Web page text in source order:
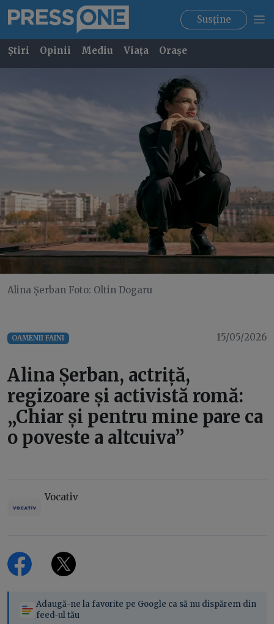
Susține
Știri Opinii Mediu Viața Orașe
Alina Șerban Foto: Oltin Dogaru
OAMENII FAINI 15/05/2026
Alina Șerban, actriță,
regizoare și activistă romă:
„Chiar și pentru mine pare ca
o poveste a altcuiva”
Vocativ
Adaugă-ne la favorite pe Google ca să nu dispărem din
feed-ul tău